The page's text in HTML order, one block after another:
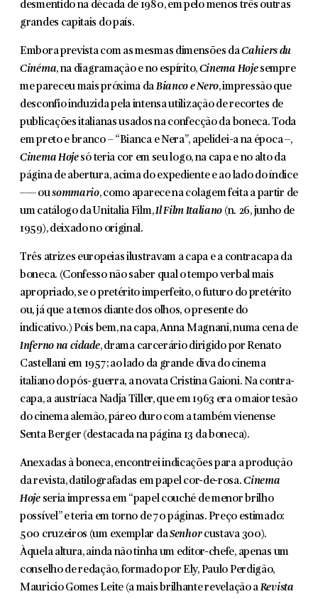
desmentido na década de 1980, em pelo menos três outras
grandes capitais do país.
Embora prevista com as mesmas dimensões daCahiers du
Cinéma, na diagramação e no espírito, Cinema Hojesempre
me pareceu mais pró­xima da Bianco e Nero, impressão que
desconfio induzida pela intensa utiliza­ção de recortes de
publicações italianas usados na confecção da boneca. Toda
em preto e branco – “Bianca e Nera”, apelidei-a na época –,
Cinema Hoje só teria cor em seu logo, na capa e no alto da
página de abertura, acima do expediente e ao lado do índice
–— ousommario, como aparece na colagem feita a partir de
um catálogo da Unitalia Film,Il Film Italiano (n. 26, junho de
1959), deixado no original.
Três atrizes europeias ilustravam a capa e a contracapa da
boneca. (Con­fesso não saber qual o tempo verbal mais
apropriado, se o pretérito imper­feito, o futuro do pretérito
ou, já que a temos diante dos olhos, o presente do
indicativo.) Pois bem, na capa, Anna Magnani, numa cena de
Inferno na cidade, drama carcerário dirigido por Renato
Castellani em 1957; ao lado da grande diva do cinema
italiano do pós-guerra, a novata Cristina Gaioni. Na contra­
capa, a austríaca Nadja Tiller, que em 1963 era o maior tesão
do cinema ale­mão, páreo duro com a também vienense
Senta Berger (destacada na página 13 da boneca).
Anexadas à boneca, encontrei indicações para a produção
da revista, datilografadas em papel cor-de-rosa.Cinema
Hoje seria impressa em “papel couché de menor brilho
possível” e teria em torno de 70 páginas. Preço esti­mado:
500 cruzeiros (um exemplar daSenhorcustava 300).
Àquela altura, ainda não tinha um editor-chefe, apenas um
conselho de redação, formado por Ely, Paulo Perdigão,
Mauricio Gomes Leite (a mais brilhante revelação a Revista